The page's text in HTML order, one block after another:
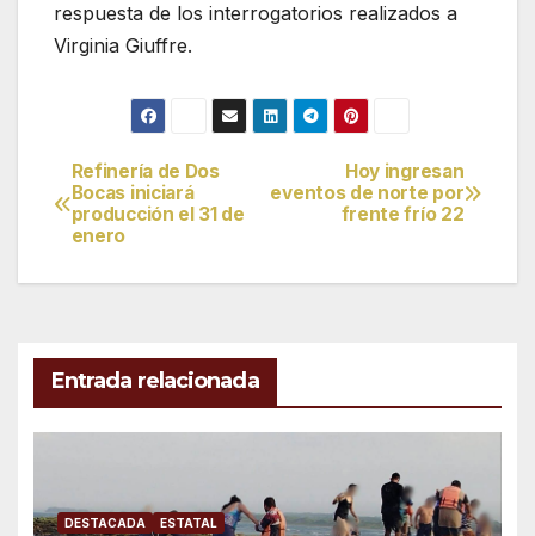
respuesta de los interrogatorios realizados a
Virginia Giuffre.
Navegación
de
entradas
Hoy ingresan
eventos de norte por
frente frío 22
Refinería de Dos
Bocas iniciará
producción el 31 de
enero
Entrada relacionada
DESTACADA ESTATAL